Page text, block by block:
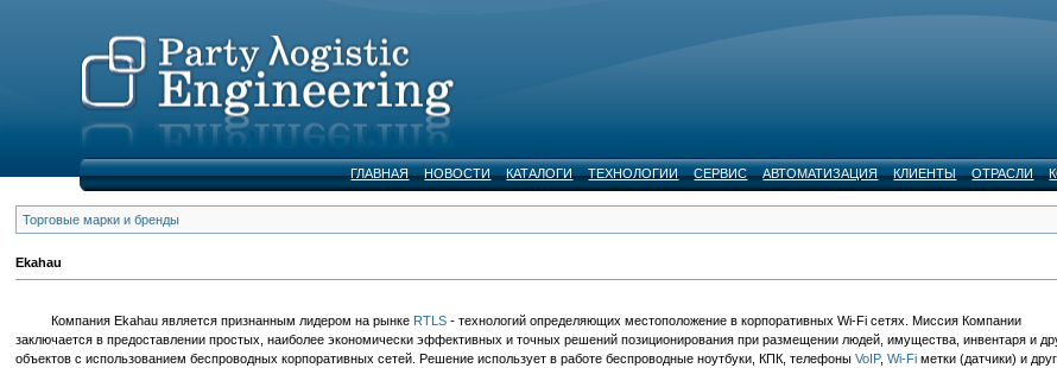
ГЛАВНАЯ НОВОСТИ КАТАЛОГИ ТЕХНОЛОГИИ СЕРВИС АВТОМАТИЗАЦИЯ КЛИЕНТЫ ОТРАСЛИ
Торговые марки и бренды
Ekahau
Компания Ekahau является признанным лидером на рынке RTLS - технологий определяющих местоположение в корпоративных Wi-Fi сетях. Миссия Компании
заключается в предоставлении простых, наиболее экономически эффективных и точных решений позиционирования при размещении людей, имущества, инвентаря и
объектов с использованием беспроводных корпоративных сетей. Решение использует в работе беспроводные ноутбуки, КПК, телефоныVoIP,Wi-Fi метки (датчики) и